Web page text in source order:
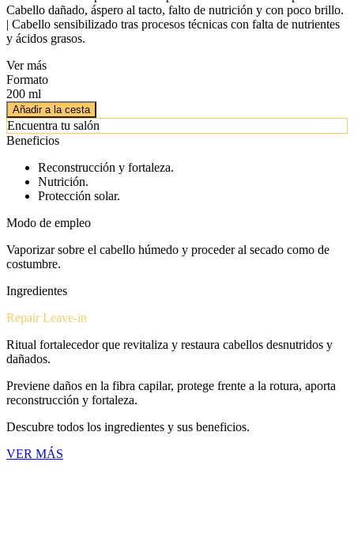
Cabello dañado, áspero al tacto, falto de nutrición y con poco brillo.
| Cabello sensibilizado tras procesos técnicas con falta de nutrientes
y ácidos grasos.
Ver más
Formato
200 ml
Añadir a la cesta
Encuentra tu salón
Beneficios
Reconstrucción y fortaleza.
Nutrición.
Protección solar.
Modo de empleo
Vaporizar sobre el cabello húmedo y proceder al secado como de
costumbre.
Ingredientes
Repair Leave-in
Ritual fortalecedor que revitaliza y restaura cabellos desnutridos y
dañados.
Previene daños en la fibra capilar, protege frente a la rotura, aporta
reconstrucción y fortaleza.
Descubre todos los ingredientes y sus beneficios.
VER MÁS